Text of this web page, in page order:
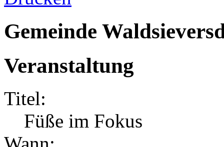
Gemeinde
Veranstaltung
Titel:
Füße im Fokus